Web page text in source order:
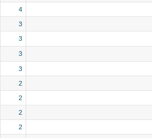
4
3
3
3
3
2
2
2
2